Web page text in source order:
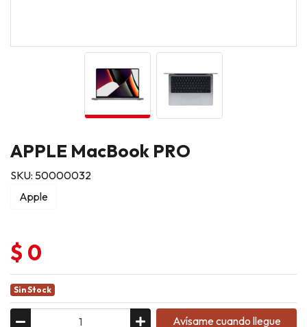
APPLE MacBook PRO
SKU: 50000032
Apple
$ 0
Sin Stock
Avísame cuando llegue